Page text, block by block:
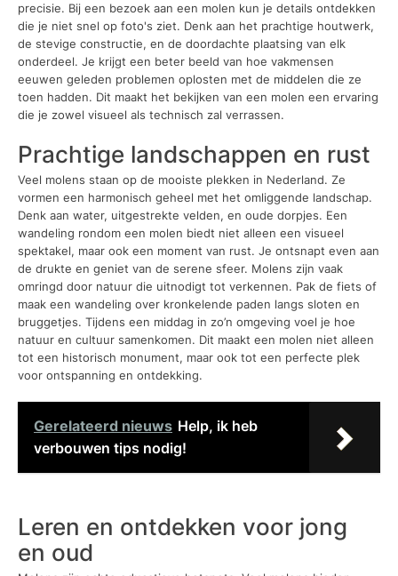
precisie. Bij een bezoek aan een molen kun je details ontdekken
die je niet snel op foto's ziet. Denk aan het prachtige houtwerk,
de stevige constructie, en de doordachte plaatsing van elk
onderdeel. Je krijgt een beter beeld van hoe vakmensen
eeuwen geleden problemen oplosten met de middelen die ze
toen hadden. Dit maakt het bekijken van een molen een ervaring
die je zowel visueel als technisch zal verrassen.
Prachtige landschappen en rust
Veel molens staan op de mooiste plekken in Nederland. Ze
vormen een harmonisch geheel met het omliggende landschap.
Denk aan water, uitgestrekte velden, en oude dorpjes. Een
wandeling rondom een molen biedt niet alleen een visueel
spektakel, maar ook een moment van rust. Je ontsnapt even aan
de drukte en geniet van de serene sfeer. Molens zijn vaak
omringd door natuur die uitnodigt tot verkennen. Pak de fiets of
maak een wandeling over kronkelende paden langs sloten en
bruggetjes. Tijdens een middag in zo’n omgeving voel je hoe
natuur en cultuur samenkomen. Dit maakt een molen niet alleen
tot een historisch monument, maar ook tot een perfecte plek
voor ontspanning en ontdekking.
Gerelateerd nieuws Help, ik heb
verbouwen tips nodig!
Leren en ontdekken voor jong
en oud